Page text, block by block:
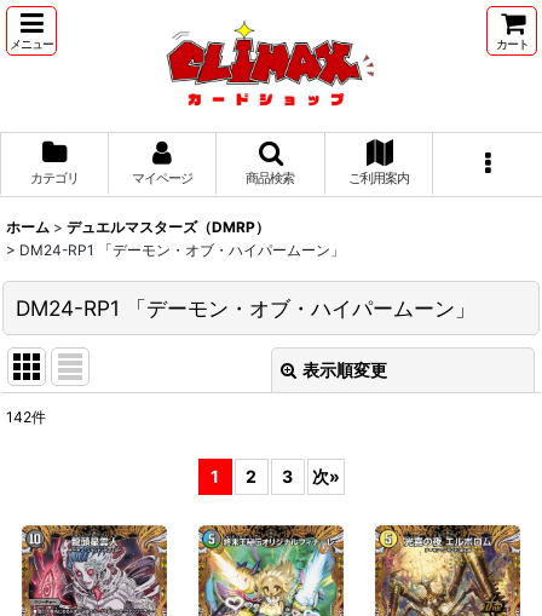
メニュー カート
カテゴリ マイページ 商品検索 ご利用案内
ホーム > デュエルマスターズ（DMRP）
> DM24-RP1 「デーモン・オブ・ハイパームーン」
DM24-RP1 「デーモン・オブ・ハイパームーン」
表示順変更
絞り込む
142件
1 2 3 次»